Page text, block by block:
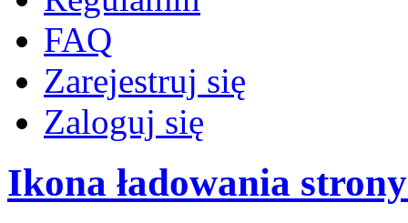
FAQ
Zarejestruj się
Zaloguj się
Ikona ładowania